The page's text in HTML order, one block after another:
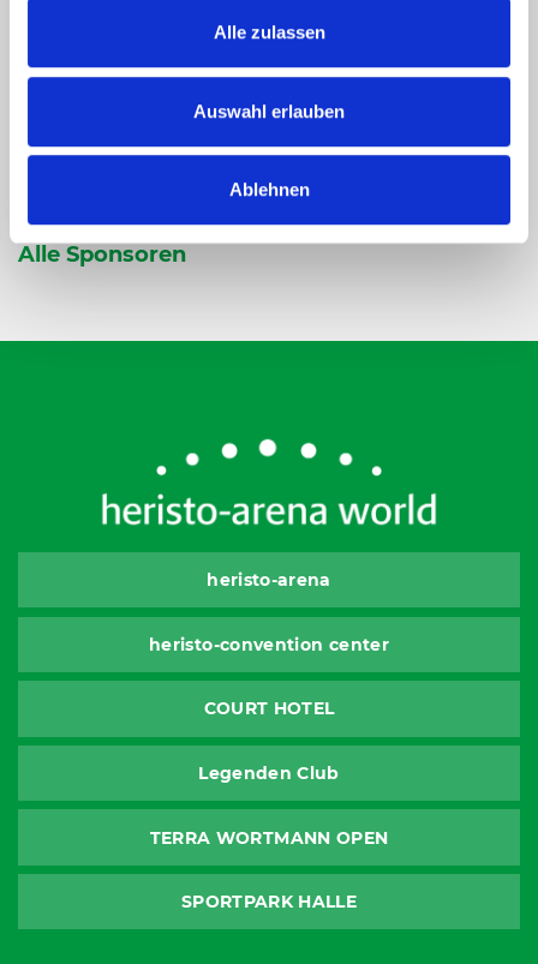
Alle zulassen
Auswahl erlauben
Ablehnen
Alle Sponsoren
heristo-arena
heristo-convention center
COURT HOTEL
Legenden Club
TERRA WORTMANN OPEN
SPORTPARK HALLE